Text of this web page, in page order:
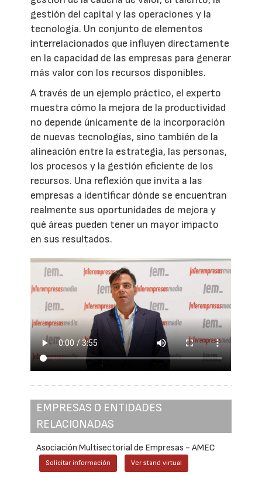
gestión del capital y las operaciones y la
tecnología. Un conjunto de elementos
interrelacionados que influyen directamente
en la capacidad de las empresas para generar
más valor con los recursos disponibles.
A través de un ejemplo práctico, el experto
muestra cómo la mejora de la productividad
no depende únicamente de la incorporación
de nuevas tecnologías, sino también de la
alineación entre la estrategia, las personas,
los procesos y la gestión eficiente de los
recursos. Una reflexión que invita a las
empresas a identificar dónde se encuentran
realmente sus oportunidades de mejora y
qué áreas pueden tener un mayor impacto
en sus resultados.
EMPRESAS O ENTIDADES
RELACIONADAS
Asociación Multisectorial de Empresas - AMEC
Solicitar información Ver stand virtual